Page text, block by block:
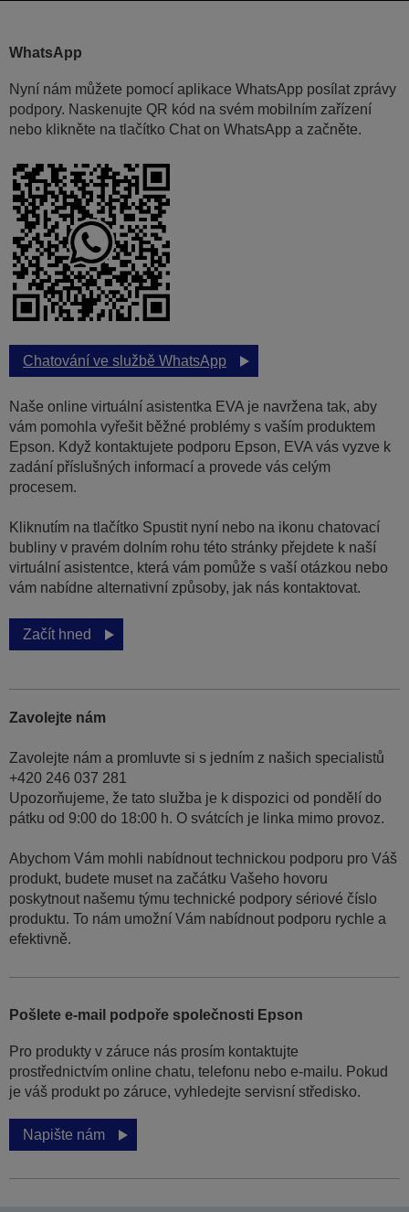
WhatsApp
Nyní nám můžete pomocí aplikace WhatsApp posílat zprávy
podpory. Naskenujte QR kód na svém mobilním zařízení
nebo klikněte na tlačítko Chat on WhatsApp a začněte.
Chatování ve službě WhatsApp
Naše online virtuální asistentka EVA je navržena tak, aby
vám pomohla vyřešit běžné problémy s vaším produktem
Epson. Když kontaktujete podporu Epson, EVA vás vyzve k
zadání příslušných informací a provede vás celým
procesem.
Kliknutím na tlačítko Spustit nyní nebo na ikonu chatovací
bubliny v pravém dolním rohu této stránky přejdete k naší
virtuální asistentce, která vám pomůže s vaší otázkou nebo
vám nabídne alternativní způsoby, jak nás kontaktovat.
Začít hned
Zavolejte nám
Zavolejte nám a promluvte si s jedním z našich specialistů
+420 246 037 281
Upozorňujeme, že tato služba je k dispozici od pondělí do
pátku od 9:00 do 18:00 h. O svátcích je linka mimo provoz.
Abychom Vám mohli nabídnout technickou podporu pro Váš
produkt, budete muset na začátku Vašeho hovoru
poskytnout našemu týmu technické podpory sériové číslo
produktu. To nám umožní Vám nabídnout podporu rychle a
efektivně.
Pošlete e-mail podpoře společnosti Epson
Pro produkty v záruce nás prosím kontaktujte
prostřednictvím online chatu, telefonu nebo e-mailu. Pokud
je váš produkt po záruce, vyhledejte servisní středisko.
Napište nám